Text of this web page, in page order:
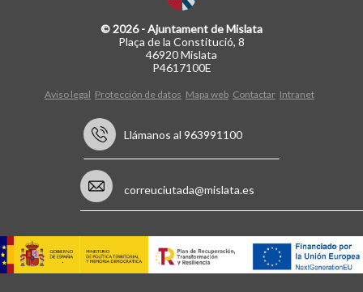
© 2026 - Ajuntament de Mislata
Plaça de la Constitució, 8
46920 Mislata
P4617100E
Aviso legal Protección de datos Mapa web Contactar Intranet
Llámanos al 963991100
correuciutada@mislata.es